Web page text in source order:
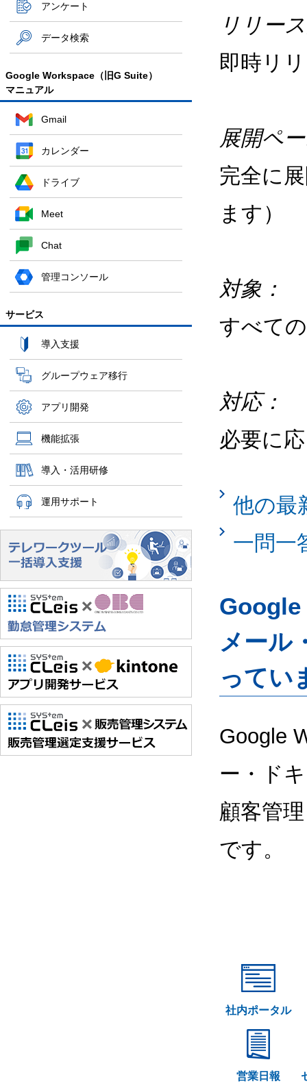
アンケート
データ検索
Google Workspace（旧G Suite）
マニュアル
Gmail
カレンダー
ドライブ
Meet
Chat
管理コンソール
サービス
導入支援
グループウェア移行
アプリ開発
機能拡張
導入・活用研修
運用サポート
リリー
即時リ
展開ペ
完全に
ます）
対象：
すべて
対応：
必要に
他の最
一問一
Google
メール
ってい
Google
ー・ド
顧客管
です。
社内ポータル
営業日報